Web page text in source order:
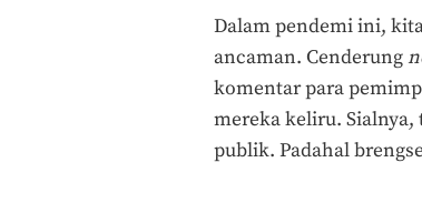
Dalam pendemi ini,
ancaman. Cenderung
komentar para
mereka keliru. Sialnya,
publik. Padahal